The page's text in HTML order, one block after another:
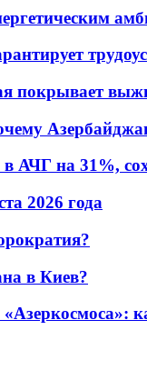
покрывает
АЧГ на 31%,
2026 года
в Киев?